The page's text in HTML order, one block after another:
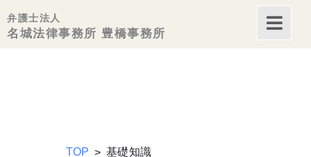
内弁護士法人
名城法律事務所 豊橋事務所
TOP 基礎知識